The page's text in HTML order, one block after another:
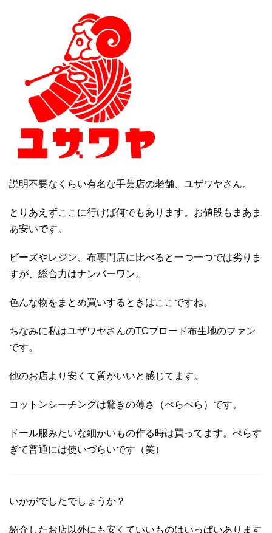
説明不要なくらい有名な手芸店の老舗、ユザワヤさん。
とりあえずここに行けば何でもあります。お値段もまあま
あ安いです。
ビーズやレジン、布専門店に比べると一つ一つでは劣りま
すが、総合力はナンバーワン。
色んな物をまとめ買いするときはここですね。
ちなみに私はユザワヤさんのTCブロード布生地のファン
です。
他のお店より安くて質がいいと感じてます。
コットンシーチングは驚きの薄さ（ぺらぺら）です。
ドール服みたいな細かいもの作る時は買ってます。ぺらす
ぎて普通には使いづらいです（笑）
いかがでしたでしょうか？
紹介したお店以外にも安くていいものはいっぱいあります